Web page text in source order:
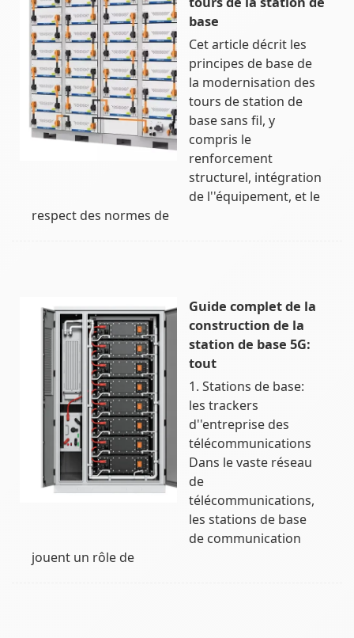
base
Cet article décrit les
principes de base de
la modernisation des
tours de station de
base sans fil, y
compris le
renforcement
structurel, intégration
de l''équipement, et le
respect des normes de
Guide complet de la
construction de la
station de base 5G:
tout
1. Stations de base:
les trackers
d''entreprise des
télécommunications
Dans le vaste réseau
de
télécommunications,
les stations de base
de communication
jouent un rôle de